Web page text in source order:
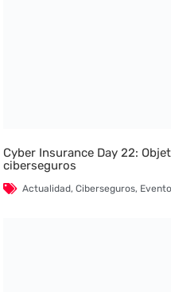
Cyber Insurance Day 22:
ciberseguros
Actualidad,Ciberseguros,